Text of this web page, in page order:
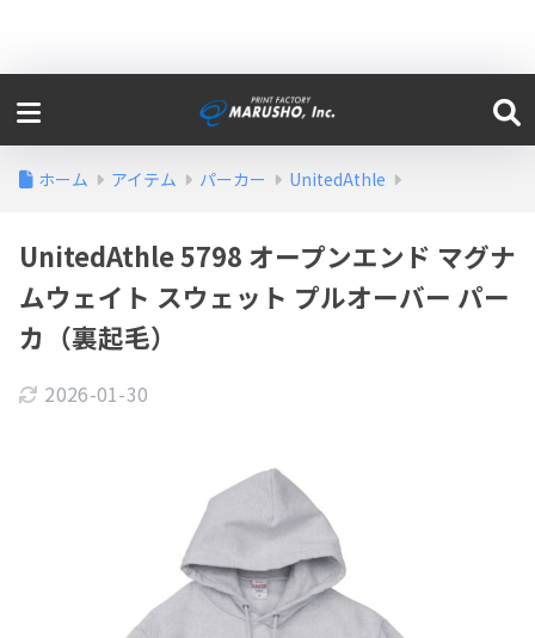
ホーム アイテム パーカー UnitedAthle
UnitedAthle 5798 オープンエンド マグナ
ムウェイト スウェット プルオーバー パー
カ（裏起毛）
2026-01-30